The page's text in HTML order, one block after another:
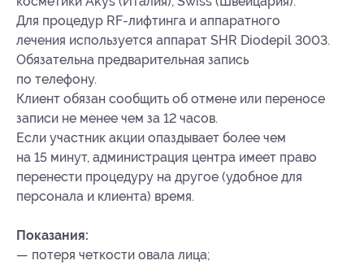
Для процедур RF-лифтинга и аппаратного
лечения используется аппарат SHR Diodepil 3003.
Обязательна предварительная запись
по телефону.
Клиент обязан сообщить об отмене или переносе
записи не менее чем за 12 часов.
Если участник акции опаздывает более чем
на 15 минут, администрация центра имеет право
перенести процедуру на другое (удобное для
персонала и клиента) время.
Показания:
— потеря четкости овала лица;